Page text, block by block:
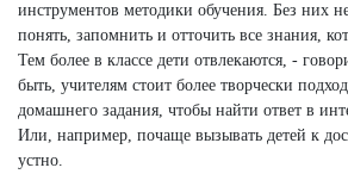
инструментов методики обучения. Без них
понять, запомнить и отточить все знания,
Тем более в классе дети отвлекаются, -
быть, учителям стоит более творчески
домашнего задания, чтобы найти ответ в
Или, например, почаще вызывать детей к
устно.